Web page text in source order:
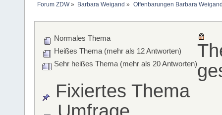
Forum ZDW» Barbara Weigand » Offenbarungen Barbara
Normales Thema
Heißes Thema (mehr als 12 Antworten)
Sehr heißes Thema (mehr als 20 Antworten)
Fixiertes Thema